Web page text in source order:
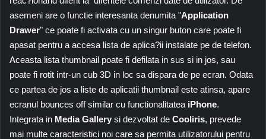
asemeni are o functie interesanta denumita "Application
Drawer" ce poate fi activata cu un singur buton care poate fi
apasat pentru a accesa lista de aplica?ii instalate pe de telefon.
Aceasta lista thumbnail poate fi defilata in sus si in jos, sau
poate fi rotit intr-un cub 3D in loc sa dispara de pe ecran. Odata
ce partea de jos a liste de aplicatii thumbnail este atinsa, apare
ecranul bounces off similar cu functionalitatea iPhone.
Integrata in Media Gallery si dezvoltat de Cooliris, prevede
mai multe caracteristici noi care sa permita utilizatorului pentru